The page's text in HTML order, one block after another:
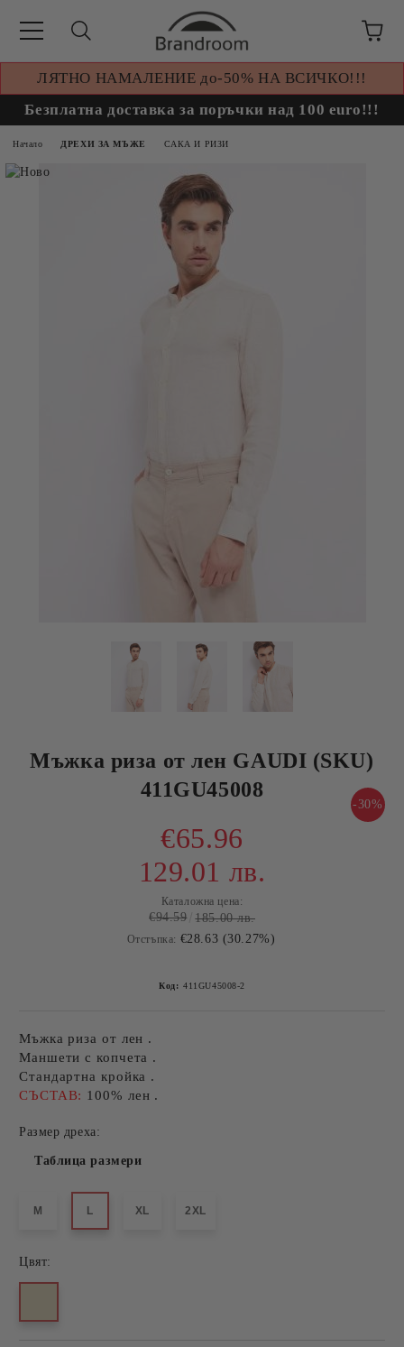
ЛЯТНО НАМАЛЕНИЕ до-50% НА ВСИЧКО!!!
Безплатна доставка за поръчки над 100 euro!!!
Начало ДРЕХИ ЗА МЪЖЕ САКА И РИЗИ
Мъжка риза от лен GAUDI (SKU)
411GU45008
-30%
€65.96
129.01 лв.
Каталожна цена:
€94.59 185.00 лв.
Отстъпка: €28.63 (30.27%)
Код: 411GU45008-2
Мъжка риза от лен .
Маншети с копчета .
Стандартна кройка .
СЪСТАВ: 100% лен .
Размер дреха:
Таблица размери
M L XL 2XL
Цвят: